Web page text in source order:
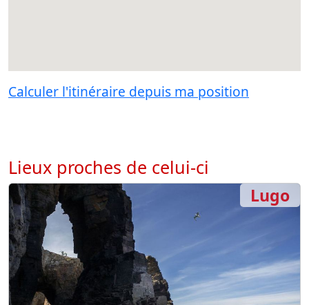
Calculer l'itinéraire depuis ma position
Lieux proches de celui-ci
Lugo